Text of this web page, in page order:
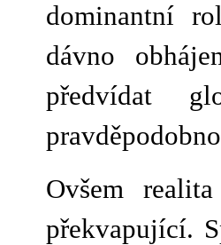
dominantní
dávno
předvídat
Ovšem
překvapující.